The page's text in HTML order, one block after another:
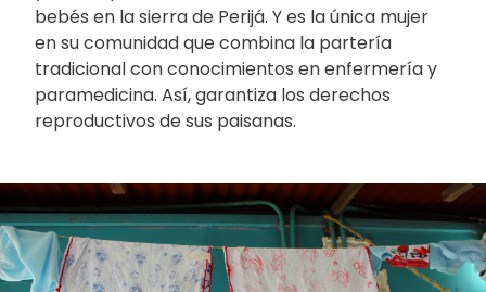
bebés en la sierra de Perijá. Y es la única mujer
en su comunidad que combina la partería
tradicional con conocimientos en enfermería y
paramedicina. Así, garantiza los derechos
reproductivos de sus paisanas.